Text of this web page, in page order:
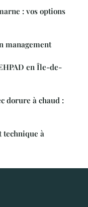
: vos options
management
en Île-de-
dorure à chaud :
technique à